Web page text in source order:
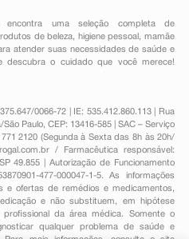
uma seleção completa de
de beleza, higiene pessoal ,mamãe
atender suas necessidades de saúde e
descubra o cuidado que você merece!
0066-72 | IE: 535.412.860.113 | Rua
Paulo, CEP: 13416-585 | SAC – Serviço
2120 (Segunda à Sexta das 8h às 20h/
/ Farmacêutica responsável:
49.855 | Autorização de Funcionamento
477-000047-1-5. As informações
e ofertas de remédios e medicamentos,
e não substituem, em hipótese
da área médica. Somente o
qualquer problema de saúde e